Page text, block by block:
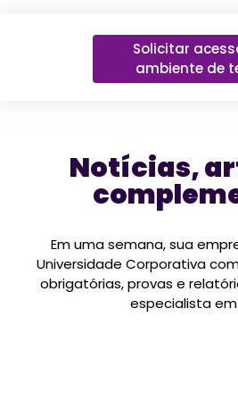
Solicitar
ambiente de
Notícias,
Em uma semana, sua
Universidade Corporativa
obrigatórias, provas e
especialista em